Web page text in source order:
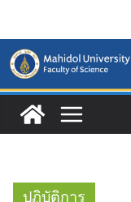
content
ปฏิบัติการ